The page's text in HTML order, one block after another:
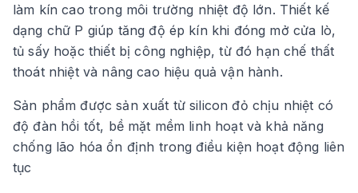
làm kín cao trong môi trường nhiệt độ lớn. Thiết kế
dạng chữ P giúp tăng độ ép kín khi đóng mở cửa lò,
tủ sấy hoặc thiết bị công nghiệp, từ đó hạn chế thất
thoát nhiệt và nâng cao hiệu quả vận hành.
Sản phẩm được sản xuất từ silicon đỏ chịu nhiệt có
độ đàn hồi tốt, bề mặt mềm linh hoạt và khả năng
chống lão hóa ổn định trong điều kiện hoạt động liên
tục